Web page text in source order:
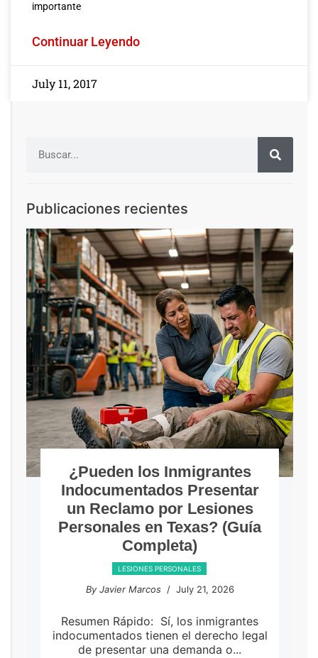
importante
Continuar Leyendo
July 11, 2017
Publicaciones recientes
¿Pueden los Inmigrantes
Indocumentados Presentar
un Reclamo por Lesiones
Personales en Texas? (Guía
Completa)
LESIONES PERSONALES
By Javier Marcos/ July 21, 2026
Resumen Rápido: Sí, los inmigrantes
indocumentados tienen el derecho legal
de presentar una demanda o...